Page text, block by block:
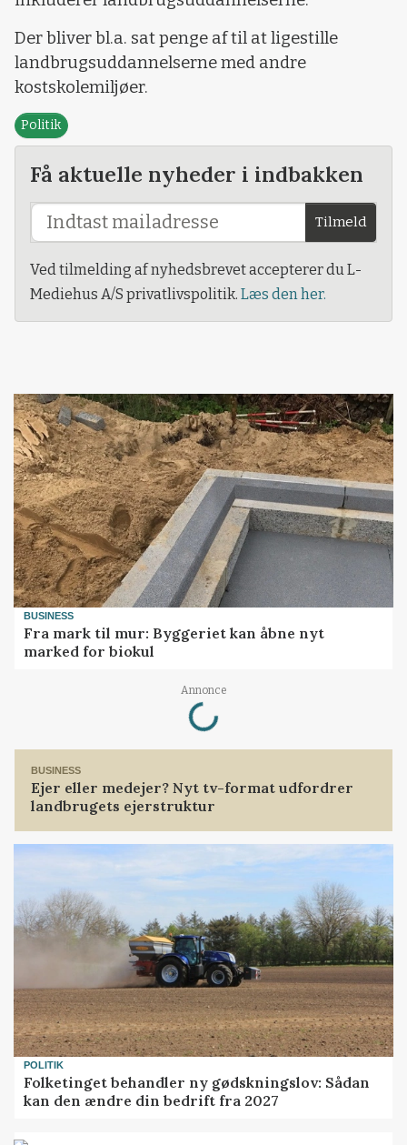
Der bliver bl.a. sat penge af til at ligestille
landbrugsuddannelserne med andre
kostskolemiljøer.
Politik
Få aktuelle nyheder i indbakken
Tilmeld
Ved tilmelding af nyhedsbrevet accepterer du L-
Mediehus A/S privatlivspolitik. Læs den her.
BUSINESS
Fra mark til mur: Byggeriet kan åbne nyt
marked for biokul
Annonce
Loading...
BUSINESS
Ejer eller medejer? Nyt tv-format udfordrer
landbrugets ejerstruktur
POLITIK
Folketinget behandler ny gødskningslov: Sådan
kan den ændre din bedrift fra 2027